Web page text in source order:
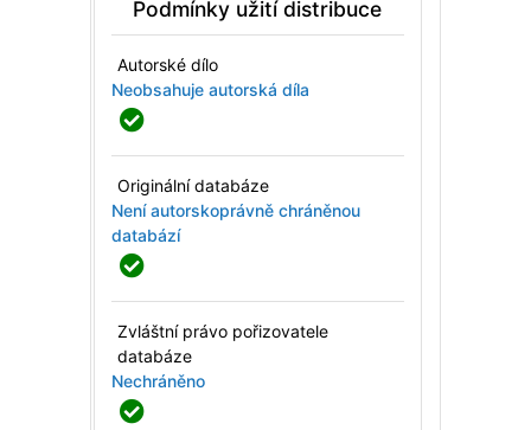
Podmínky užití distribuce
Autorské dílo
Neobsahuje autorská díla
Originální databáze
Není autorskoprávně chráněnou
databází
Zvláštní právo pořizovatele
databáze
Nechráněno